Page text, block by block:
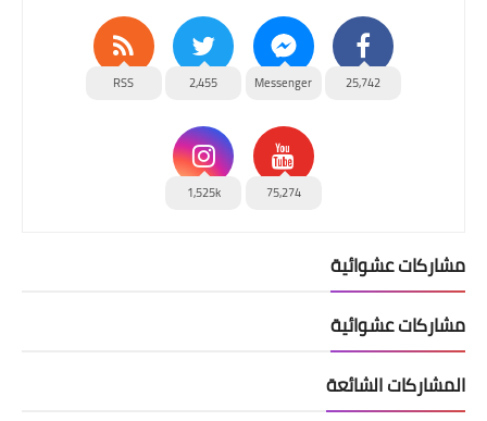
25,742
Messenger
2,455
RSS
75,274
1,525k
مشاركات عشوائية
مشاركات عشوائية
المشاركات الشائعة